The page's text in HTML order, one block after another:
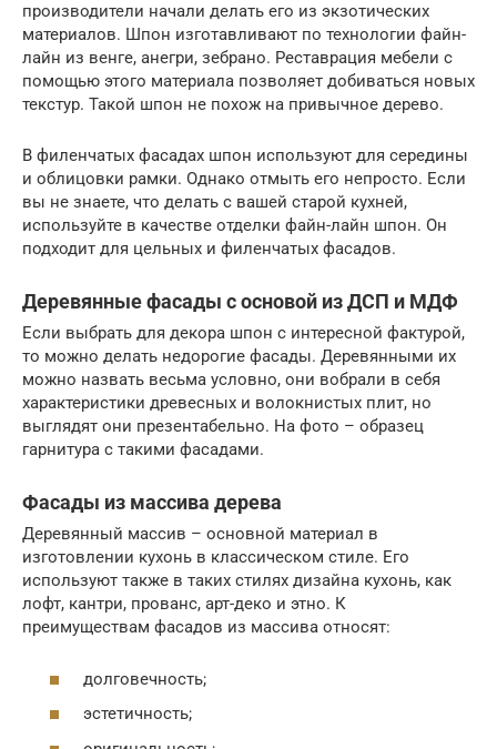
производители начали делать его из экзотических
материалов. Шпон изготавливают по технологии файн-
лайн из венге, анегри, зебрано. Реставрация мебели с
помощью этого материала позволяет добиваться новых
текстур. Такой шпон не похож на привычное дерево.
В филенчатых фасадах шпон используют для середины
и облицовки рамки. Однако отмыть его непросто. Если
вы не знаете, что делать с вашей старой кухней,
используйте в качестве отделки файн-лайн шпон. Он
подходит для цельных и филенчатых фасадов.
Деревянные фасады с основой из ДСП и МДФ
Если выбрать для декора шпон с интересной фактурой,
то можно делать недорогие фасады. Деревянными их
можно назвать весьма условно, они вобрали в себя
характеристики древесных и волокнистых плит, но
выглядят они презентабельно. На фото – образец
гарнитура с такими фасадами.
Фасады из массива дерева
Деревянный массив – основной материал в
изготовлении кухонь в классическом стиле. Его
используют также в таких стилях дизайна кухонь, как
лофт, кантри, прованс, арт-деко и этно. К
преимуществам фасадов из массива относят:
долговечность;
эстетичность;